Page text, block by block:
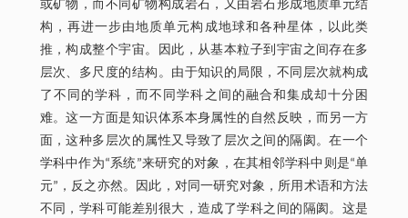
或矿物，而不同矿物构成岩石，又由岩石形成地质单元结
构，再进一步由地质单元构成地球和各种星体，以此类
推，构成整个宇宙。因此，从基本粒子到宇宙之间存在多
层次、多尺度的结构。由于知识的局限，不同层次就构成
了不同的学科，而不同学科之间的融合和集成却十分困
难。这一方面是知识体系本身属性的自然反映，而另一方
面，这种多层次的属性又导致了层次之间的隔阂。在一个
学科中作为“系统”来研究的对象，在其相邻学科中则是“单
元”，反之亦然。因此，对同一研究对象，所用术语和方法
不同，学科可能差别很大，造成了学科之间的隔阂。这是